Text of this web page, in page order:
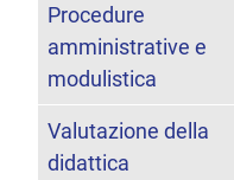
Procedure
amministrative e
modulistica
Valutazione della
didattica